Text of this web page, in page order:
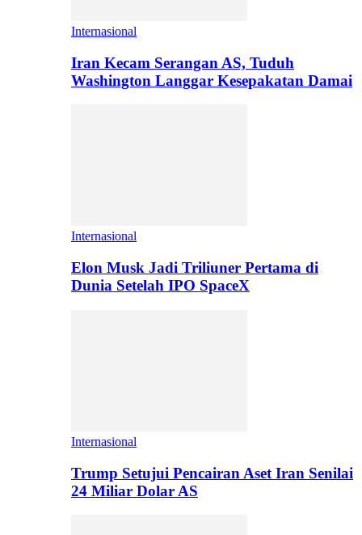
Internasional
Iran Kecam Serangan AS, Tuduh
Washington Langgar Kesepakatan Damai
Internasional
Elon Musk Jadi Triliuner Pertama di
Dunia Setelah IPO SpaceX
Internasional
Trump Setujui Pencairan Aset Iran Senilai
24 Miliar Dolar AS